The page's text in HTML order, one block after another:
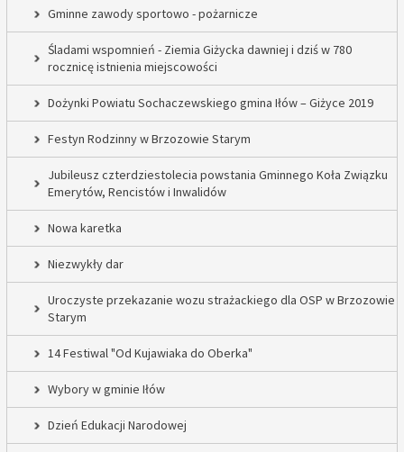
Gminne zawody sportowo - pożarnicze
Śladami wspomnień - Ziemia Giżycka dawniej i dziś w 780
rocznicę istnienia miejscowości
Dożynki Powiatu Sochaczewskiego gmina Iłów – Giżyce 2019
Festyn Rodzinny w Brzozowie Starym
Jubileusz czterdziestolecia powstania Gminnego Koła Związku
Emerytów, Rencistów i Inwalidów
Nowa karetka
Niezwykły dar
Uroczyste przekazanie wozu strażackiego dla OSP w Brzozowie
Starym
14 Festiwal "Od Kujawiaka do Oberka"
Wybory w gminie Iłów
Dzień Edukacji Narodowej